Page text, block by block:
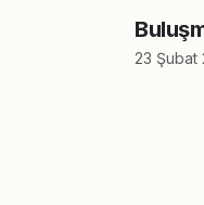
23 Şubat